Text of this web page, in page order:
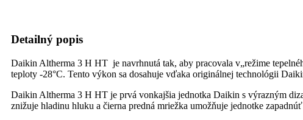
Detailný popis
Daikin Altherma 3 H HT je navrhnutá tak, aby pracovala v„režime
teploty -28°C. Tento výkon sa dosahuje vďaka originálnej technológii
Daikin Altherma 3 H HT je prvá vonkajšia jednotka Daikin s výrazným
znižuje hladinu hluku a čierna predná mriežka umožňuje jednotke